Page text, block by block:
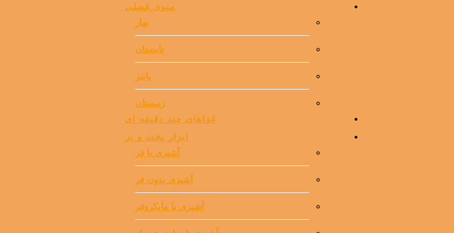
منوی فصلی
بهار
تابستان
پاییز
زمستان
غذاهای چند دقیقه ای
ابزار پخت و پز
آشپزی با فر
آشپزی بدون فر
آشپزی با مایکروفر